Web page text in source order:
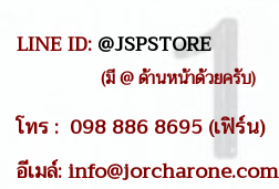
LINE ID:@JSPSTORE
(มี @ ด้านหน้าด้วยครับ)
โทร : 098 886 8695 (เฟิร์น)
อีเมล์: info@jorcharone.com